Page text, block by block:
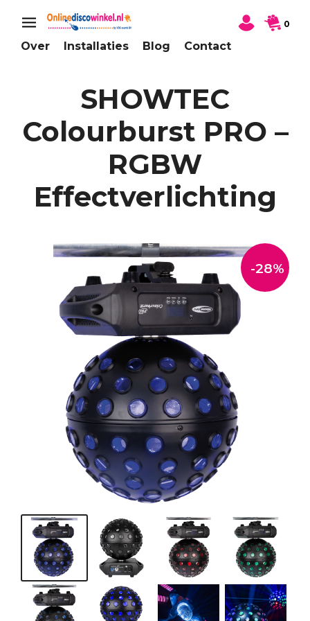
Over Installaties Blog Contact
0
SHOWTEC
Colourburst PRO –
RGBW
Effectverlichting
-28%